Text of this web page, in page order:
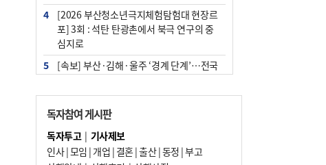
4
[2026 부산청소년극지체험탐험대 현장르
포] 3회 : 석탄 탄광촌에서 북극 연구의 중
심지로
5
[속보] 부산·김해·울주 ‘경계 단계’…전국
위는 지속
7
‘혐오표현’ 쓰면 지방공무원 최대 파면까지
중징계
독자참여 게시판
독자투고| 기사제보
인사|모임 | 개업 | 결혼|출산|동정 |부고